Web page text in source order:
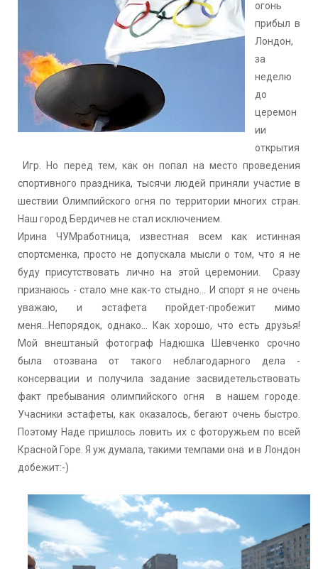
огонь
прибыл в
Лондон,
за
неделю
до
церемон
ии
открытия
Игр. Но перед тем, как он попал на место проведения
спортивного праздника, тысячи людей приняли участие в
шествии Олимпийского огня по территории многих стран.
Наш город Бердичев не стал исключением.
Ирина ЧУМработница, известная всем как истинная
спортсменка, просто не допускала мысли о том, что я не
буду присутствовать лично на этой церемонии. Сразу
признаюсь - стало мне как-то стыдно... И спорт я не очень
уважаю, и эстафета пройдет-пробежит мимо
меня...Непорядок, однако... Как хорошо, что есть друзья!
Мой внештаный фотограф Надюшка Шевченко срочно
была отозвана от такого неблагодарного дела -
консервации и получила задание засвидетельствовать
факт пребывания олимпийского огня в нашем городе.
Учасники эстафеты, как оказалось, бегают очень быстро.
Поэтому Наде пришлось ловить их с фоторужьем по всей
Красной Горе. Я уж думала, такими темпами она и в Лондон
добежит:-)